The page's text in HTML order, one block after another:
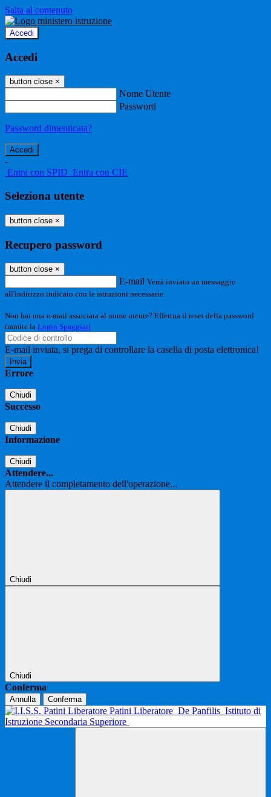
Salta al contenuto
Accedi
Accedi
button close ×
Nome Utente
Password
Password dimenticata?
-
Entra con SPID Entra con CIE
Seleziona utente
button close ×
Recupero password
button close ×
E-mail Verrà inviato un messaggio
all'indirizzo indicato con le istruzioni necessarie.
Non hai una e-mail associata al nome utente? Effettua il reset della password
tramite la Login Spaggiari
E-mail inviata, si prega di controllare la casella di posta elettronica!
Errore
Chiudi
Successo
Chiudi
Informazione
Chiudi
Attendere...
Attendere il completamento dell'operazione...
Chiudi
Chiudi
Conferma
Annulla Conferma
Patini Liberatore De Panfilis Istituto di
Istruzione Secondaria Superiore